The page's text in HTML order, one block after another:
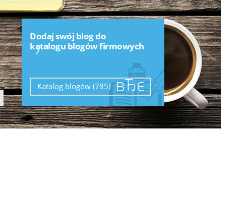
Dodaj swój blog do
katalogu blogów firmowych
›
Katalog blogów (785)